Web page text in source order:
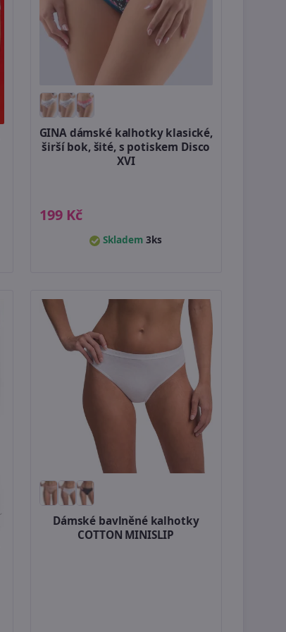
GINA dámské kalhotky klasické,
širší bok, šité, s potiskem Disco
XVI
199 Kč
Skladem3ks
Dámské bavlněné kalhotky
COTTON MINISLIP